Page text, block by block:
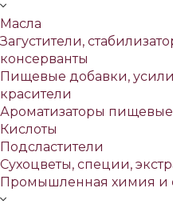
Масла
Загустители,
консерванты
Пищевые добавки,
красители
Ароматизаторы
Кислоты
Подсластители
Сухоцветы, специи,
Промышленная химия и